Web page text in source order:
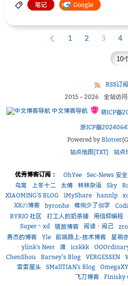
笔记 Google
1 2 3 4
RSS订阅
2015 – 2026 全站访
中文博客导航
萌ICP备
浙ICP备
Powered by Blotter
站点地图(TXT)
站点
优秀博客订阅： OhYee Sec-News 安
鸟窝
上冬十二 太傅 林林杂语 Sky
XIAOMING'S BLOG
iMyShare hannlp
XKの博客
byronhe 唯獨少了個字
BYRIO 社区
打工人的奶茶铺 用信仰编程
Super丶xd
镜旅博客 阅读・阅己
勇杰的博客
Yle 前端路上-技术博客 星萌
ylink's Nest
渡 icskkk
ChenShou
Barney’s Blog VERGESSEN
雷雷屋头
SMallTIAN's Blog
飞刀博客
Finisky